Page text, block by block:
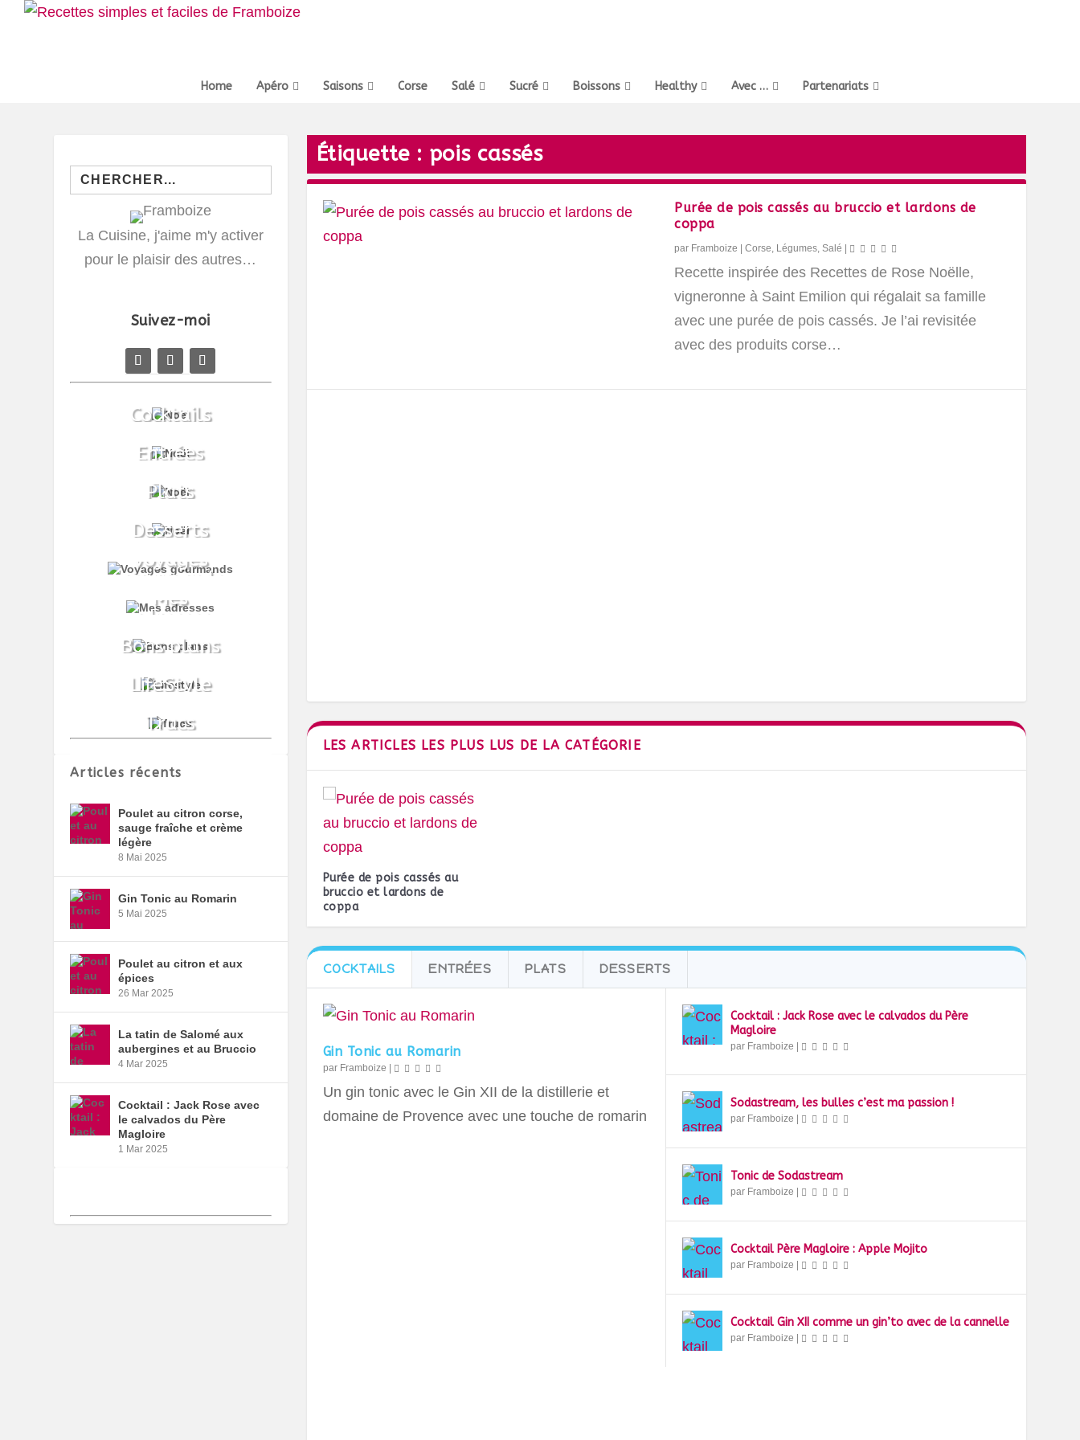
Home Apéro Saisons Corse Salé Sucré Boissons Healthy Avec … Partenariats
Étiquette : pois cassés
Purée de pois cassés au bruccio et lardons de
coppa
par Framboize |Corse, Légumes,Salé
Recette inspirée des Recettes de Rose Noëlle,
vigneronne à Saint Emilion qui régalait sa famille
avec une purée de pois cassés. Je l’ai revisitée
avec des produits corse…
LES ARTICLES LES PLUS LUS DE LA CATÉGORIE
Purée de pois cassés au
bruccio et lardons de
coppa
COCKTAILS ENTRÉES PLATS DESSERTS
Gin Tonic au Romarin
par Framboize
Un gin tonic avec le Gin XII de la distillerie et
domaine de Provence avec une touche de romarin
Cocktail : Jack Rose avec le calvados du Père
Magloire
par Framboize
Sodastream, les bulles c’est ma passion !
par Framboize
Tonic de Sodastream
par Framboize
Cocktail Père Magloire : Apple Mojito
par Framboize
Cocktail Gin XII comme un gin’to avec de la cannelle
par Framboize
Search
for:
La Cuisine, j'aime m'y activer
pour le plaisir des autres…
Suivez-moi
Articles récents
Poulet au citron corse,
sauge fraîche et crème
légère
8 Mai 2025
Gin Tonic au Romarin
5 Mai 2025
Poulet au citron et aux
épices
26 Mar 2025
La tatin de Salomé aux
aubergines et au Bruccio
4 Mar 2025
Cocktail : Jack Rose avec
le calvados du Père
Magloire
1 Mar 2025